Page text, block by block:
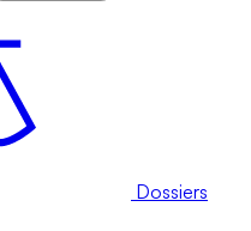
Dossiers